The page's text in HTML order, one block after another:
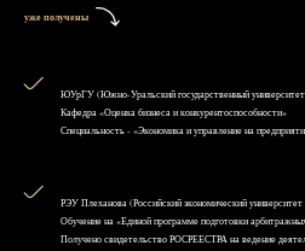
уже получены
ЮУрГУ (Южно-Уральский государственный
Кафедра «Оценка бизнеса и конкурентоспособности»
Специальность - «Экономика и управление на
РЭУ Плеханова (Российский экономический
Обучение на «Единой программе подготовки
Получено свидетельство РОСРЕЕСТРА на ведение